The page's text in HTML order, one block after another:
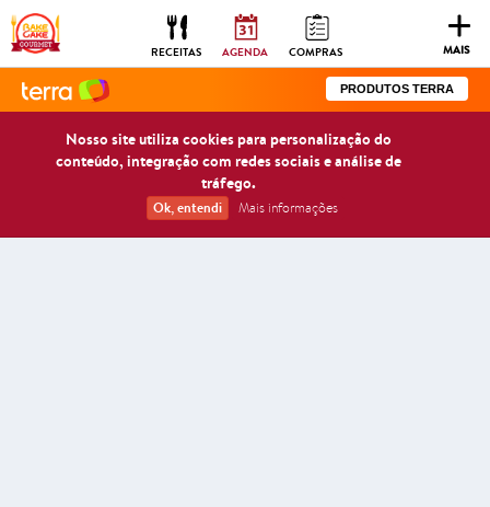
PRODUTOS TERRA
Nosso site utiliza cookies para personalização do
conteúdo, integração com redes sociais e análise de
tráfego.
Ok, entendi Mais informações
MAIS
RECEITAS AGENDA COMPRAS